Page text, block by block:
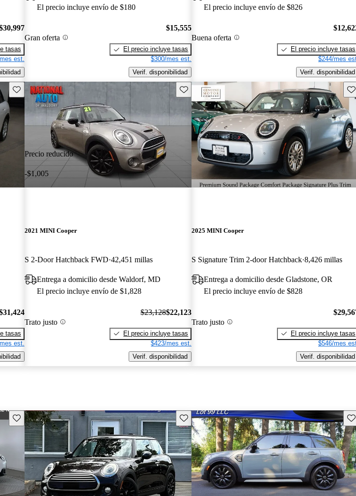
tasas
est.
El precio incluye envío de $180
Gran oferta
$15,555
El precio incluye tasas
$300/mes est.
Verif. disponibilidad
El precio incluye envío de $826
Buena oferta
El precio incluye tasas
$244/mes
Verif. disponibilidad
Guarda este Aviso
tasas
est.
Precio reducido
-$1,005
Guarda este Aviso
2021 MINI Cooper
S 2-Door Hatchback FWD 42,451 millas
Entrega a domicilio desde Waldorf, MD
El precio incluye envío de $1,828
Trato justo
$23,128$22,123
El precio incluye tasas
$423/mes est.
Verif. disponibilidad
2025 MINI Cooper
S Signature Trim 2-door Hatchback 8,426 millas
Entrega a domicilio desde Gladstone, OR
El precio incluye envío de $828
Trato justo
El precio incluye tasas
$546/mes
Verif. disponibilidad
Guarda este Aviso Guarda este Aviso